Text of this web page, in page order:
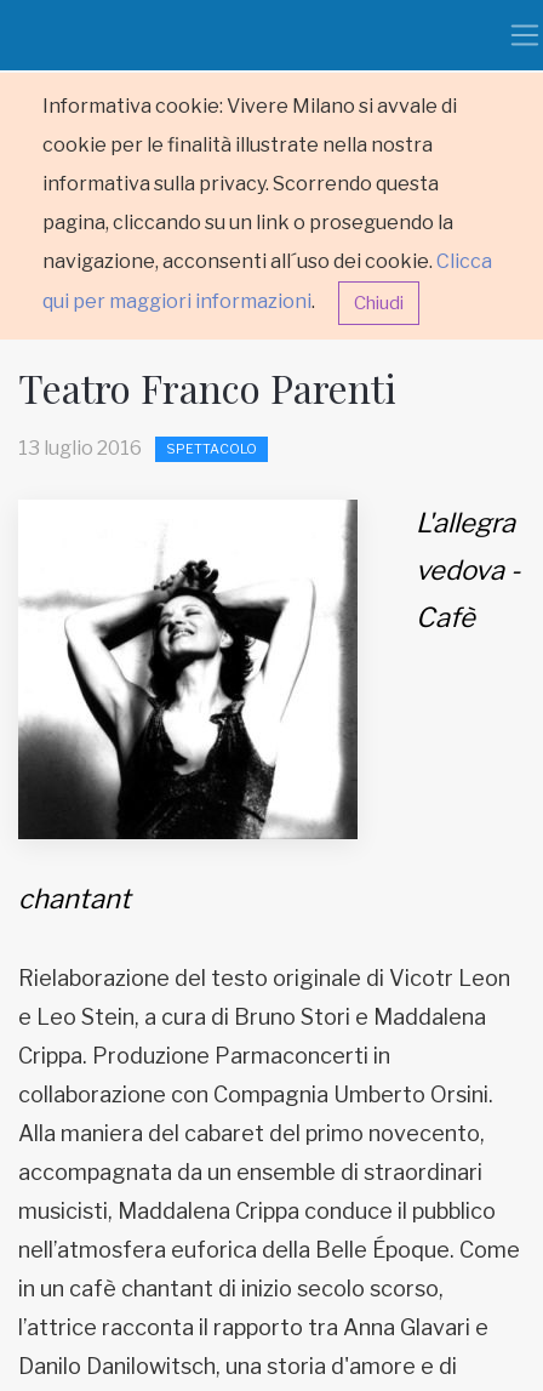
Informativa cookie: Vivere Milano si avvale di
cookie per le finalità illustrate nella nostra
informativa sulla privacy. Scorrendo questa
pagina, cliccando su un link o proseguendo la
navigazione, acconsenti all´uso dei cookie. Clicca
qui per maggiori informazioni. Chiudi
MUNICIPI
Inviateci le vostre segnalazioni
Iscriviti alla newsletter
www.viveremilano.info
Fondato e diretto da Enzo De
EDB edizioni - Via Brivio angolo C.
Teatro Franco Parenti
13 luglio 2016 SPETTACOLO
L'allegra
vedova -
Cafè
chantant
Rielaborazione del testo originale di Vicotr Leon
e Leo Stein, a cura di Bruno Stori e Maddalena
Crippa. Produzione Parmaconcerti in
collaborazione con Compagnia Umberto Orsini.
Alla maniera del cabaret del primo novecento,
accompagnata da un ensemble di straordinari
musicisti, Maddalena Crippa conduce il pubblico
nell’atmosfera euforica della Belle Époque. Come
in un cafè chantant di inizio secolo scorso,
l’attrice racconta il rapporto tra Anna Glavari e
Danilo Danilowitsch, una storia d'amore e di